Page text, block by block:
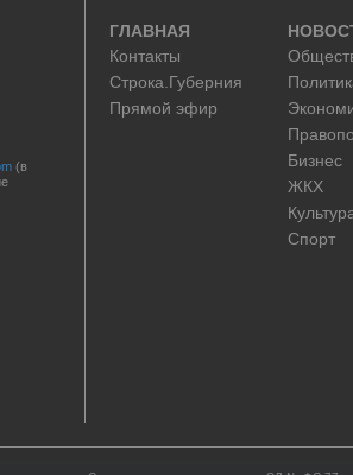
(в
ГЛАВНАЯ
Контакты
Строка.Губерния
Прямой эфир
Бизнес
ЖКХ
Спорт